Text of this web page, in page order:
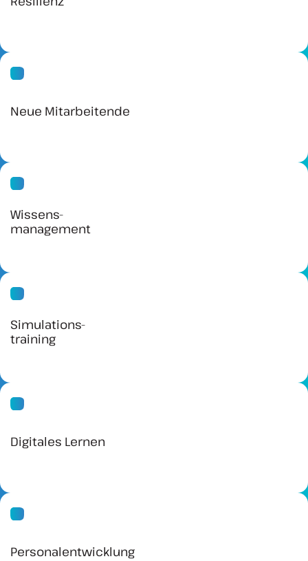
Neue Mitarbeitende
Wissens-
management
Simulations-
training
Digitales Lernen
Personal­entwicklung